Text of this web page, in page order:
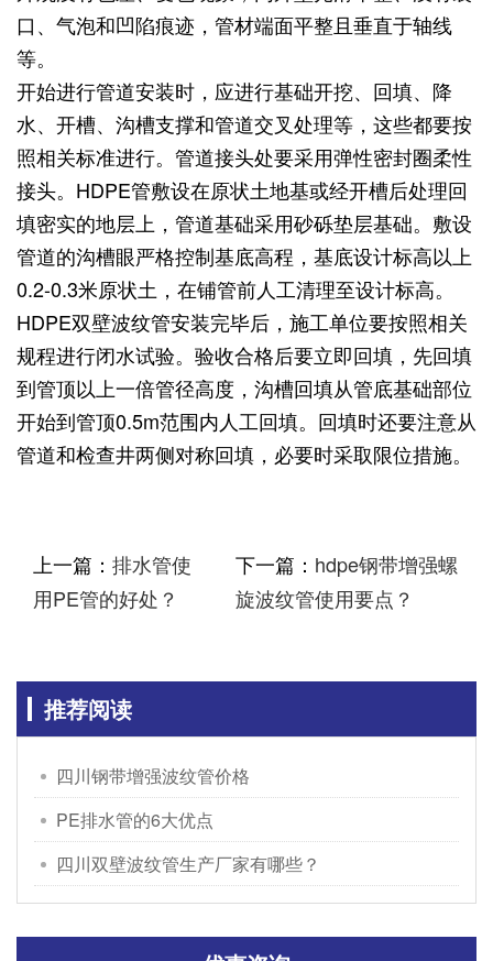
口、气泡和凹陷痕迹，管材端面平整且垂直于轴线
等。
开始进行管道安装时，应进行基础开挖、回填、降
水、开槽、沟槽支撑和管道交叉处理等，这些都要按
照相关标准进行。管道接头处要采用弹性密封圈柔性
接头。HDPE管敷设在原状土地基或经开槽后处理回
填密实的地层上，管道基础采用砂砾垫层基础。敷设
管道的沟槽眼严格控制基底高程，基底设计标高以上
0.2-0.3米原状土，在铺管前人工清理至设计标高。
HDPE双壁波纹管安装完毕后，施工单位要按照相关
规程进行闭水试验。验收合格后要立即回填，先回填
到管顶以上一倍管径高度，沟槽回填从管底基础部位
开始到管顶0.5m范围内人工回填。回填时还要注意从
管道和检查井两侧对称回填，必要时采取限位措施。
上一篇： 排水管使
用PE管的好处？
下一篇： hdpe钢带增强螺
旋波纹管使用要点？
推荐阅读
四川钢带增强波纹管价格
PE排水管的6大优点
四川双壁波纹管生产厂家有哪些？